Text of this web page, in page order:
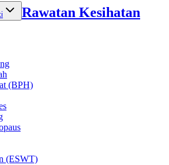
Rawatan Kesihatan
(BPH)
(ESWT)